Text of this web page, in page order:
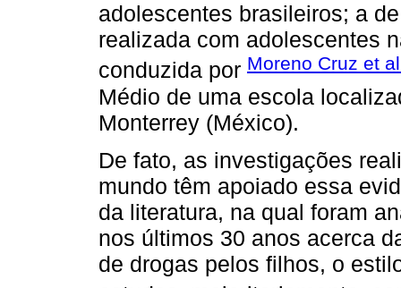
adolescentes brasileiros; a
realizada com adolescentes
conduzida por Moreno Cruz et
Médio de uma escola
Monterrey (México).
De fato, as investigações
mundo têm apoiado essa
da literatura, na qual foram
nos últimos 30 anos acerca
de drogas pelos filhos, o